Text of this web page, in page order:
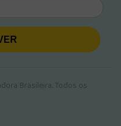
Brasileira. Todos os